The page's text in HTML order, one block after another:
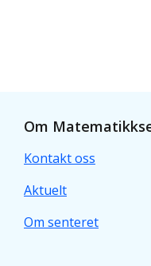
Om
Kontakt oss
Aktuelt
Om senteret